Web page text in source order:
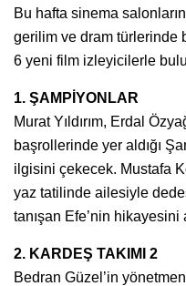
Bu hafta sinema
gerilim ve dram türlerinde
6 yeni film izleyicilerle
1. ŞAMPİYONLAR
Murat Yıldırım, Erdal
başrollerinde yer aldığı
ilgisini çekecek. Mustafa
yaz tatilinde ailesiyle
tanışan Efe’nin hikayesini
2. KARDEŞ TAKIMI 2
Bedran Güzel’in